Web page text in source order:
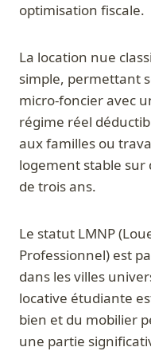
optimisation fiscale.
La location nue
simple, permettant
micro-foncier avec
régime réel
aux familles ou
logement stable sur
de trois ans.
Le statut LMNP
Professionnel) est
dans les villes
locative étudiante
bien et du mobilier
une partie